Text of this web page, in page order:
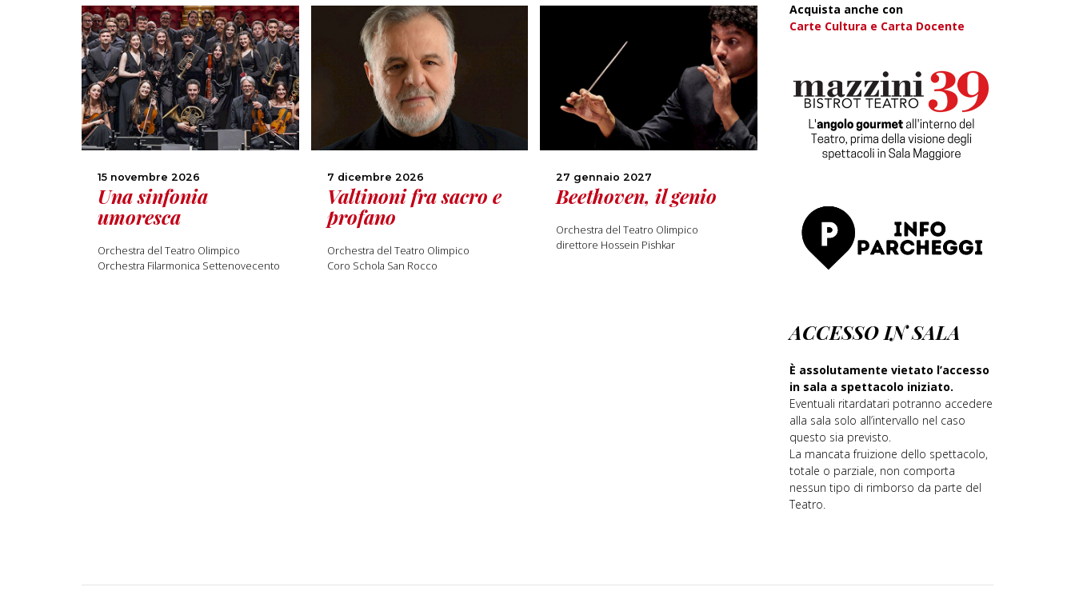
15 novembre 2026
Una sinfonia
umoresca
Orchestra del Teatro Olimpico
Orchestra Filarmonica Settenovecento
7 dicembre 2026
Valtinoni fra sacro e
profano
Orchestra del Teatro Olimpico
Coro Schola San Rocco
27 gennaio 2027
Beethoven, il genio
Orchestra del Teatro Olimpico
direttore Hossein Pishkar
Acquista anche con
Carte Cultura e Carta Docente
ACCESSO IN SALA
È assolutamente vietato l’accesso
in sala a spettacolo iniziato.
Eventuali ritardatari potranno accedere
alla sala solo all’intervallo nel caso
questo sia previsto.
La mancata fruizione dello spettacolo,
totale o parziale, non comporta
nessun tipo di rimborso da parte del
Teatro.